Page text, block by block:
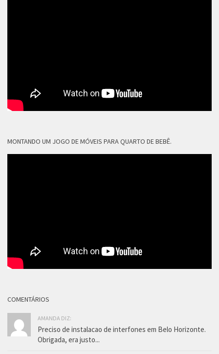
MONTANDO UM JOGO DE MÓVEIS PARA QUARTO DE BEBÊ.
COMENTÁRIOS
AMANDA DIZ:
Preciso de instalacao de interfones em Belo Horizonte.
Obrigada, era justo...